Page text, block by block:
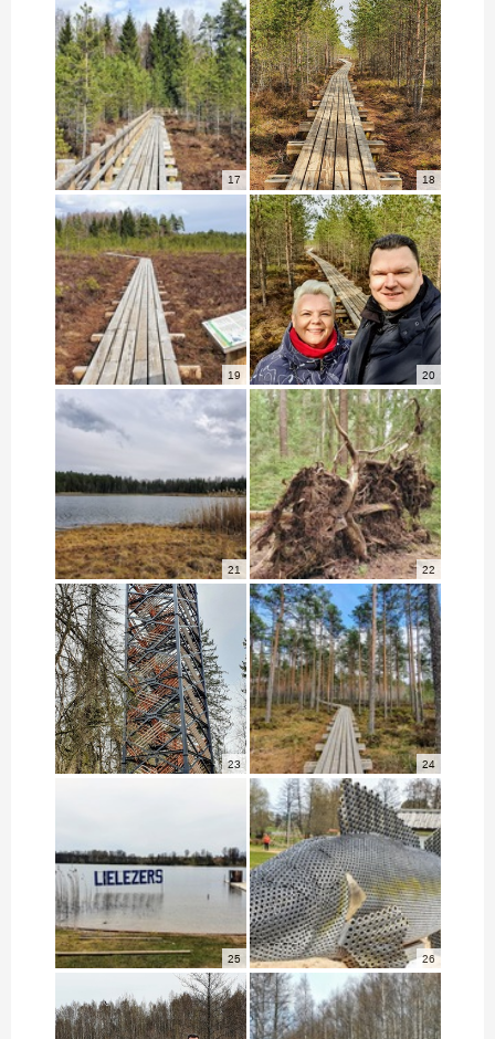
17 18
19 20
21 22
23 24
25 26